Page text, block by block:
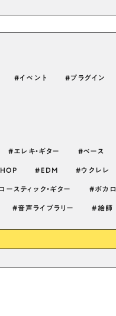
イベント プラグイン
エレキ・ギター ベース
EDM ウクレレ
ースティック・ギター ボカロ
音声ライブラリー 絵師